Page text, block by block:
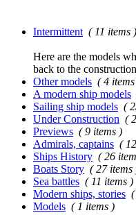
Intermittent ( 11 items )
Here are the models
back to the
Other models ( 4
A modern ship models
Sailing ship models (
Under Construction (
Previews ( 9 items )
Admirals, captains (
Ships History ( 26
Boats Story ( 27 items
Sea battles ( 11 items )
Modern ships, stories
Models ( 1 items )